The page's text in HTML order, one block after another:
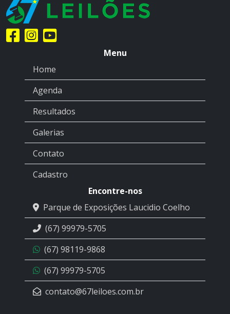
Menu
Home
Agenda
Resultados
Galerias
Contato
Cadastro
Encontre-nos
Parque de Exposições Laucidio Coelho
(67) 99979-5705
(67) 98119-9868
(67) 99979-5705
contato@67leiloes.com.br